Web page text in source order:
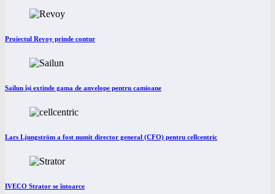
Proiectul Revoy prinde contur
Sailun își extinde gama de anvelope pentru camioane
Lars Ljungström a fost numit director general (CFO) pentru cellcentric
IVECO Strator se întoarce